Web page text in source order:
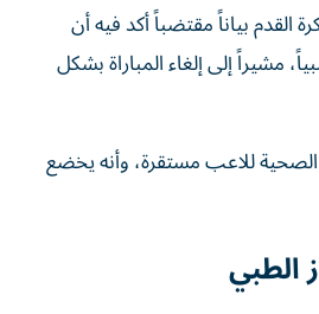
القدم بياناً مقتضباً أكد فيه أن
مشيراً إلى إلغاء المباراة بشكل
الصحية للاعب مستقرة، وأنه يخضع
الطبي